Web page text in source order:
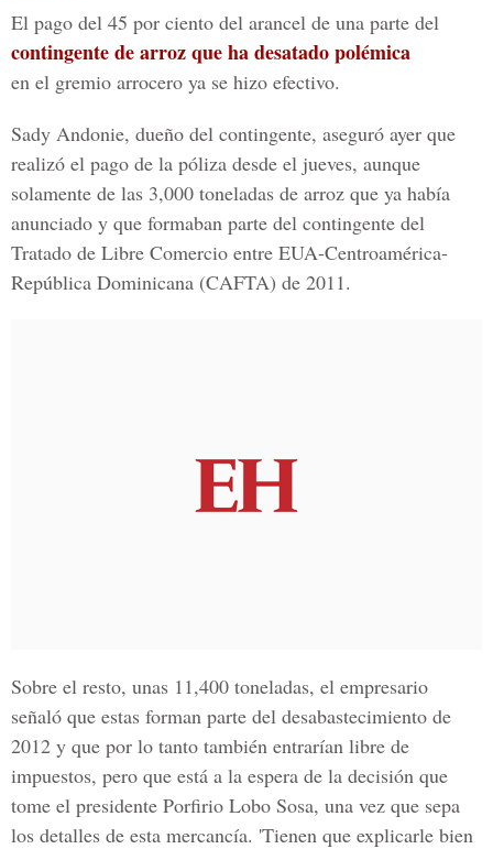
El pago del 45 por ciento del arancel de una parte del
contingente de arroz que ha desatado polémica
en el gremio arrocero ya se hizo efectivo.
Sady Andonie, dueño del contingente, aseguró ayer que
realizó el pago de la póliza desde el jueves, aunque
solamente de las 3,000 toneladas de arroz que ya había
anunciado y que formaban parte del contingente del
Tratado de Libre Comercio entre EUA-Centroamérica-
República Dominicana (CAFTA) de 2011.
Sobre el resto, unas 11,400 toneladas, el empresario
señaló que estas forman parte del desabastecimiento de
2012 y que por lo tanto también entrarían libre de
impuestos, pero que está a la espera de la decisión que
tome el presidente Porfirio Lobo Sosa, una vez que sepa
los detalles de esta mercancía. 'Tienen que explicarle bien